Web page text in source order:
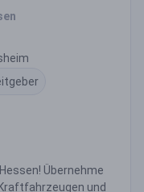
Übernehme
und